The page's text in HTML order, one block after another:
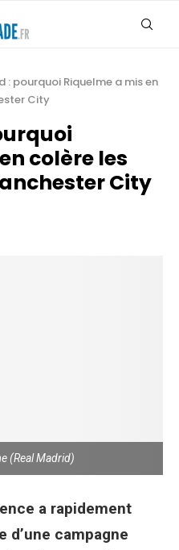
: pourquoi Riquelme a mis en
City
colère les
City
(Real Madrid)
a rapidement
d’une campagne